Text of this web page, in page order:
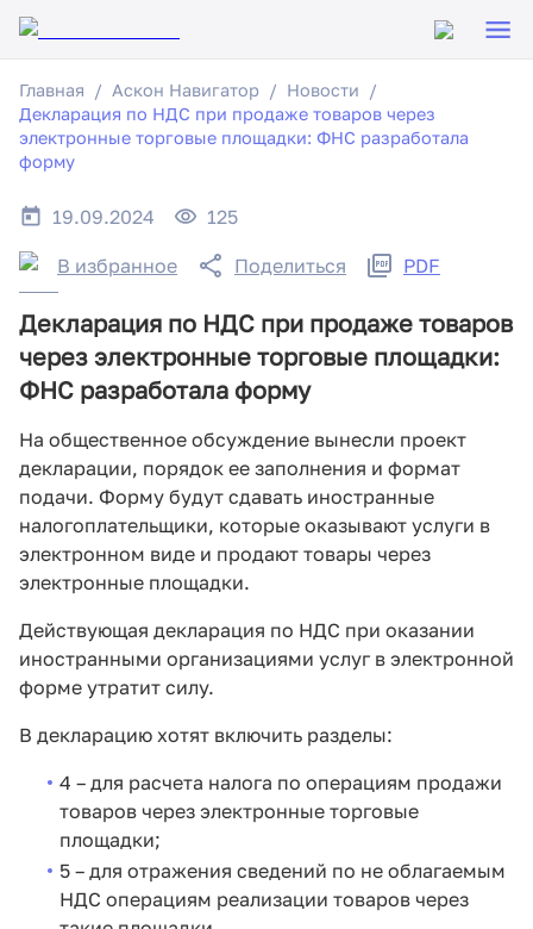
Главная Аскон Навигатор
Новости
Декларация по НДС при продаже товаров через
электронные торговые площадки: ФНС разработала
форму
19.09.2024 125
В избранное Поделиться PDF
Декларация по НДС при продаже товаров
через электронные торговые площадки:
ФНС разработала форму
На общественное обсуждение вынесли проект
декларации, порядок ее заполнения и формат
подачи. Форму будут сдавать иностранные
налогоплательщики, которые оказывают услуги в
электронном виде и продают товары через
электронные площадки.
Действующая декларация по НДС при оказании
иностранными организациями услуг в электронной
форме утратит силу.
В декларацию хотят включить разделы:
4 – для расчета налога по операциям продажи
товаров через электронные торговые
площадки;
5 – для отражения сведений по не облагаемым
НДС операциям реализации товаров через